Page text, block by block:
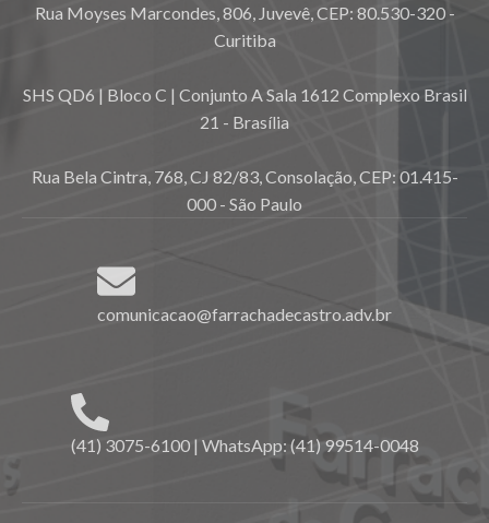
Rua Moyses Marcondes, 806, Juvevê, CEP: 80.530-320 -
Curitiba
SHS QD6 | Bloco C | Conjunto A Sala 1612 Complexo Brasil
21 - Brasília
Rua Bela Cintra, 768, CJ 82/83, Consolação, CEP: 01.415-
000 - São Paulo
comunicacao@farrachadecastro.adv.br
(41) 3075-6100 | WhatsApp: (41) 99514-0048